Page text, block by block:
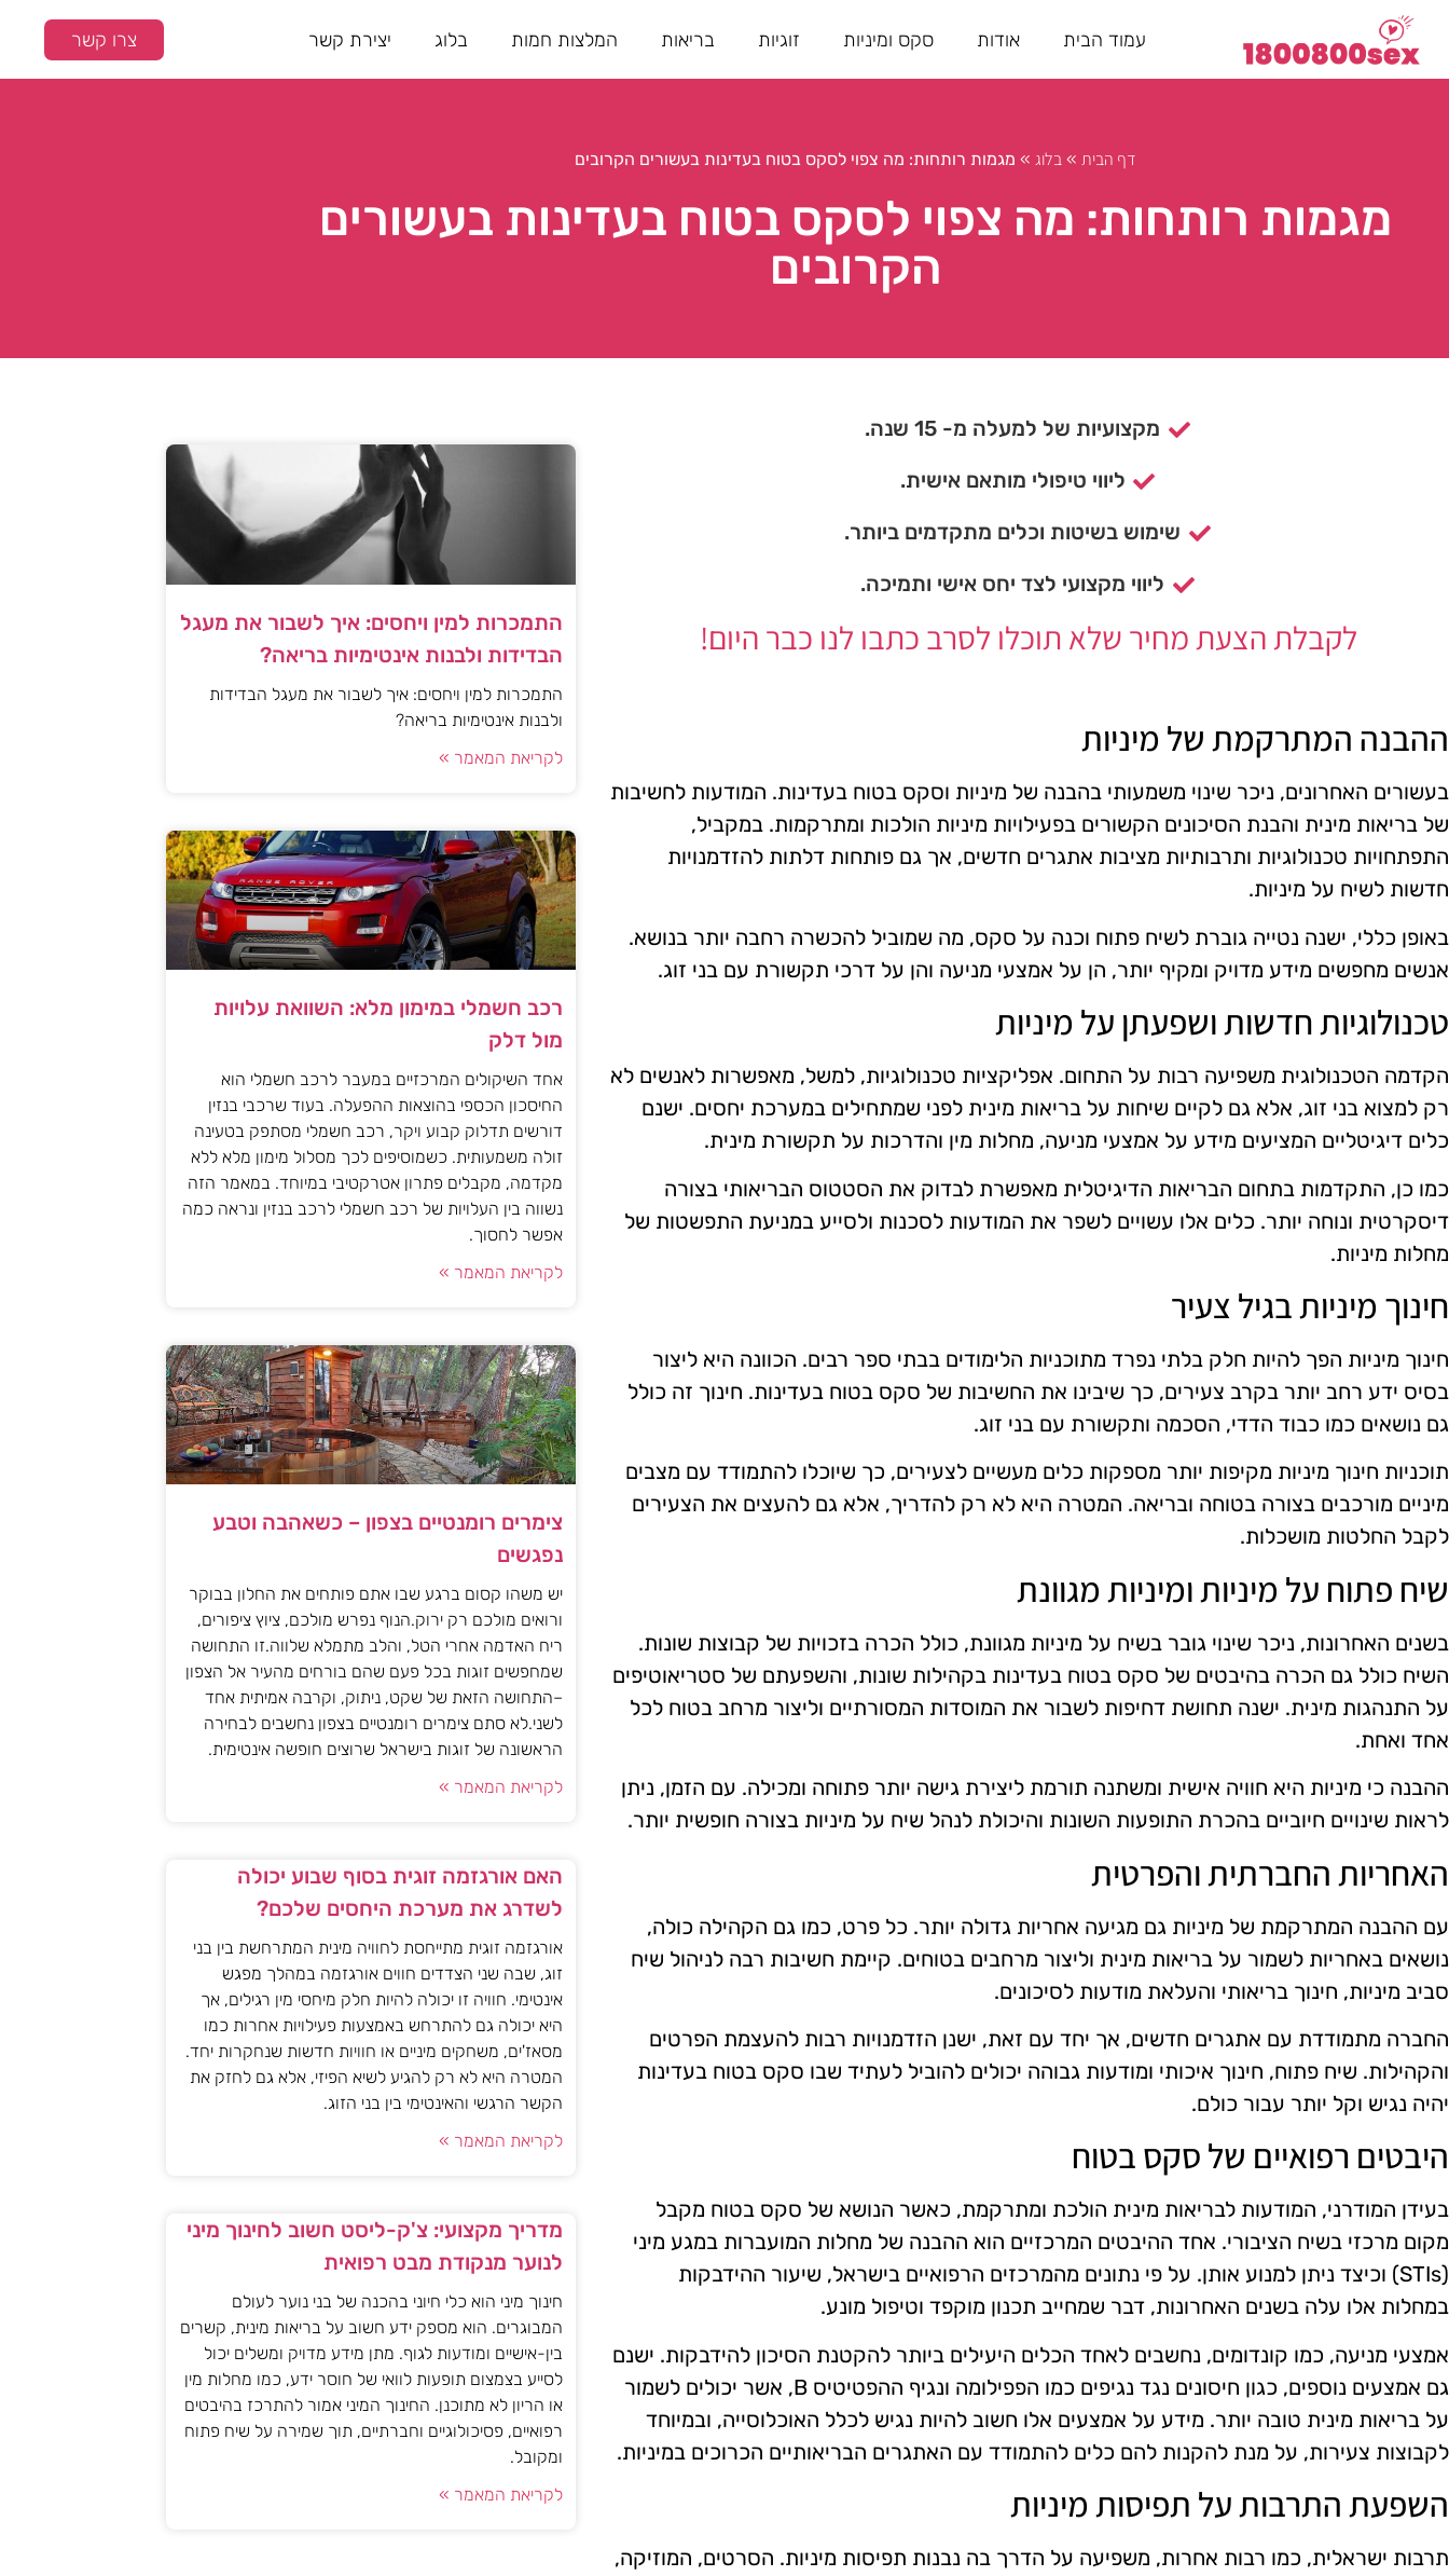
עמוד הבית אודות סקס ומיניות זוגיות בריאות המלצות חמות בלוג יצירת קשר צרו קשר
דף הבית »בלוג » מגמות רותחות: מה צפוי לסקס בטוח בעדינות בעשורים הקרובים
מגמות רותחות: מה צפוי לסקס בטוח בעדינות בעשורים
הקרובים
מקצועיות של למעלה מ- 15 שנה.
ליווי טיפולי מותאם אישית.
שימוש בשיטות וכלים מתקדמים ביותר.
ליווי מקצועי לצד יחס אישי ותמיכה.
לקבלת הצעת מחיר שלא תוכלו לסרב כתבו לנו כבר היום!
ההבנה המתרקמת של מיניות
בעשורים האחרונים, ניכר שינוי משמעותי בהבנה של מיניות וסקס בטוח בעדינות. המודעות לחשיבות
של בריאות מינית והבנת הסיכונים הקשורים בפעילויות מיניות הולכות ומתרקמות. במקביל,
התפתחויות טכנולוגיות ותרבותיות מציבות אתגרים חדשים, אך גם פותחות דלתות להזדמנויות
חדשות לשיח על מיניות.
באופן כללי, ישנה נטייה גוברת לשיח פתוח וכנה על סקס, מה שמוביל להכשרה רחבה יותר בנושא.
אנשים מחפשים מידע מדויק ומקיף יותר, הן על אמצעי מניעה והן על דרכי תקשורת עם בני זוג.
טכנולוגיות חדשות ושפעתן על מיניות
הקדמה הטכנולוגית משפיעה רבות על התחום. אפליקציות טכנולוגיות, למשל, מאפשרות לאנשים לא
רק למצוא בני זוג, אלא גם לקיים שיחות על בריאות מינית לפני שמתחילים במערכת יחסים. ישנם
כלים דיגיטליים המציעים מידע על אמצעי מניעה, מחלות מין והדרכות על תקשורת מינית.
כמו כן, התקדמות בתחום הבריאות הדיגיטלית מאפשרת לבדוק את הסטטוס הבריאותי בצורה
דיסקרטית ונוחה יותר. כלים אלו עשויים לשפר את המודעות לסכנות ולסייע במניעת התפשטות של
מחלות מיניות.
חינוך מיניות בגיל צעיר
חינוך מיניות הפך להיות חלק בלתי נפרד מתוכניות הלימודים בבתי ספר רבים. הכוונה היא ליצור
בסיס ידע רחב יותר בקרב צעירים, כך שיבינו את החשיבות של סקס בטוח בעדינות. חינוך זה כולל
גם נושאים כמו כבוד הדדי, הסכמה ותקשורת עם בני זוג.
תוכניות חינוך מיניות מקיפות יותר מספקות כלים מעשיים לצעירים, כך שיוכלו להתמודד עם מצבים
מיניים מורכבים בצורה בטוחה ובריאה. המטרה היא לא רק להדריך, אלא גם להעצים את הצעירים
לקבל החלטות מושכלות.
שיח פתוח על מיניות ומיניות מגוונת
בשנים האחרונות, ניכר שינוי גובר בשיח על מיניות מגוונת, כולל הכרה בזכויות של קבוצות שונות.
השיח כולל גם הכרה בהיבטים של סקס בטוח בעדינות בקהילות שונות, והשפעתם של סטריאוטיפים
על התנהגות מינית. ישנה תחושת דחיפות לשבור את המוסדות המסורתיים וליצור מרחב בטוח לכל
אחד ואחת.
ההבנה כי מיניות היא חוויה אישית ומשתנה תורמת ליצירת גישה יותר פתוחה ומכילה. עם הזמן, ניתן
לראות שינויים חיוביים בהכרת התופעות השונות והיכולת לנהל שיח על מיניות בצורה חופשית יותר.
האחריות החברתית והפרטית
עם ההבנה המתרקמת של מיניות גם מגיעה אחריות גדולה יותר. כל פרט, כמו גם הקהילה כולה,
נושאים באחריות לשמור על בריאות מינית וליצור מרחבים בטוחים. קיימת חשיבות רבה לניהול שיח
סביב מיניות, חינוך בריאותי והעלאת מודעות לסיכונים.
החברה מתמודדת עם אתגרים חדשים, אך יחד עם זאת, ישנן הזדמנויות רבות להעצמת הפרטים
והקהילות. שיח פתוח, חינוך איכותי ומודעות גבוהה יכולים להוביל לעתיד שבו סקס בטוח בעדינות
יהיה נגיש וקל יותר עבור כולם.
היבטים רפואיים של סקס בטוח
בעידן המודרני, המודעות לבריאות מינית הולכת ומתרקמת, כאשר הנושא של סקס בטוח מקבל
מקום מרכזי בשיח הציבורי. אחד ההיבטים המרכזיים הוא ההבנה של מחלות המועברות במגע מיני
(STIs) וכיצד ניתן למנוע אותן. על פי נתונים מהמרכזים הרפואיים בישראל, שיעור ההידבקות
במחלות אלו עלה בשנים האחרונות, דבר שמחייב תכנון מוקפד וטיפול מונע.
אמצעי מניעה, כמו קונדומים, נחשבים לאחד הכלים היעילים ביותר להקטנת הסיכון להידבקות. ישנם
גם אמצעים נוספים, כגון חיסונים נגד נגיפים כמו הפפילומה ונגיף ההפטיטיס B, אשר יכולים לשמור
על בריאות מינית טובה יותר. מידע על אמצעים אלו חשוב להיות נגיש לכלל האוכלוסייה, ובמיוחד
לקבוצות צעירות, על מנת להקנות להם כלים להתמודד עם האתגרים הבריאותיים הכרוכים במיניות.
השפעת התרבות על תפיסות מיניות
תרבות ישראלית, כמו רבות אחרות, משפיעה על הדרך בה נבנות תפיסות מיניות. הסרטים, המוזיקה,
התמכרות למין ויחסים: איך לשבור את מעגל
הבדידות ולבנות אינטימיות בריאה?
התמכרות למין ויחסים: איך לשבור את מעגל הבדידות
ולבנות אינטימיות בריאה?
לקריאת המאמר »
רכב חשמלי במימון מלא: השוואת עלויות
מול דלק
אחד השיקולים המרכזיים במעבר לרכב חשמלי הוא
החיסכון הכספי בהוצאות ההפעלה. בעוד שרכבי בנזין
דורשים תדלוק קבוע ויקר, רכב חשמלי מסתפק בטעינה
זולה משמעותית. כשמוסיפים לכך מסלול מימון מלא ללא
מקדמה, מקבלים פתרון אטרקטיבי במיוחד. במאמר הזה
נשווה בין העלויות של רכב חשמלי לרכב בנזין ונראה כמה
אפשר לחסוך.
לקריאת המאמר »
צימרים רומנטיים בצפון – כשאהבה וטבע
נפגשים
יש משהו קסום ברגע שבו אתם פותחים את החלון בבוקר
ורואים מולכם רק ירוק.הנוף נפרש מולכם, ציוץ ציפורים,
ריח האדמה אחרי הטל, והלב מתמלא שלווה.זו התחושה
שמחפשים זוגות בכל פעם שהם בורחים מהעיר אל הצפון
–התחושה הזאת של שקט, ניתוק, וקרבה אמיתית אחד
לשני.לא סתם צימרים רומנטיים בצפון נחשבים לבחירה
הראשונה של זוגות בישראל שרוצים חופשה אינטימית.
לקריאת המאמר »
האם אורגזמה זוגית בסוף שבוע יכולה
לשדרג את מערכת היחסים שלכם?
אורגזמה זוגית מתייחסת לחוויה מינית המתרחשת בין בני
זוג, שבה שני הצדדים חווים אורגזמה במהלך מפגש
אינטימי. חוויה זו יכולה להיות חלק מיחסי מין רגילים, אך
היא יכולה גם להתרחש באמצעות פעילויות אחרות כמו
מסאז'ים, משחקים מיניים או חוויות חדשות שנחקרות יחד.
המטרה היא לא רק להגיע לשיא הפיזי, אלא גם לחזק את
הקשר הרגשי והאינטימי בין בני הזוג.
לקריאת המאמר »
מדריך מקצועי: צ'ק-ליסט חשוב לחינוך מיני
לנוער מנקודת מבט רפואית
חינוך מיני הוא כלי חיוני בהכנה של בני נוער לעולם
המבוגרים. הוא מספק ידע חשוב על בריאות מינית, קשרים
בין-אישיים ומודעות לגוף. מתן מידע מדויק ומשלים יכול
לסייע בצמצום תופעות לוואי של חוסר ידע, כמו מחלות מין
או הריון לא מתוכנן. החינוך המיני אמור להתרכז בהיבטים
רפואיים, פסיכולוגיים וחברתיים, תוך שמירה על שיח פתוח
ומקובל.
לקריאת המאמר »